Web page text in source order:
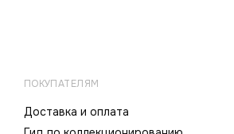
ПОКУПАТЕЛЯМ
Доставка и оплата